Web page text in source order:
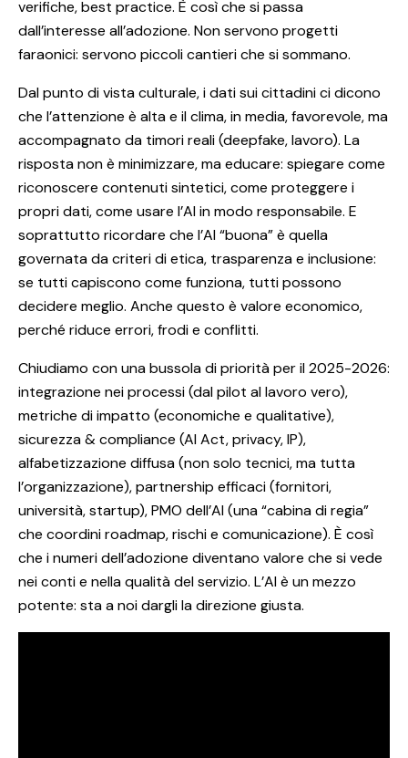
verifiche, best practice. È così che si passa
dall’interesse all’adozione. Non servono progetti
faraonici: servono piccoli cantieri che si sommano.
Dal punto di vista culturale, i dati sui cittadini ci dicono
che l’attenzione è alta e il clima, in media, favorevole, ma
accompagnato da timori reali (deepfake, lavoro). La
risposta non è minimizzare, ma educare: spiegare come
riconoscere contenuti sintetici, come proteggere i
propri dati, come usare l’AI in modo responsabile. E
soprattutto ricordare che l’AI “buona” è quella
governata da criteri di etica, trasparenza e inclusione:
se tutti capiscono come funziona, tutti possono
decidere meglio. Anche questo è valore economico,
perché riduce errori, frodi e conflitti.
Chiudiamo con una bussola di priorità per il 2025-2026:
integrazione nei processi (dal pilot al lavoro vero),
metriche di impatto (economiche e qualitative),
sicurezza & compliance (AI Act, privacy, IP),
alfabetizzazione diffusa (non solo tecnici, ma tutta
l’organizzazione), partnership efficaci (fornitori,
università, startup), PMO dell’AI (una “cabina di regia”
che coordini roadmap, rischi e comunicazione). È così
che i numeri dell’adozione diventano valore che si vede
nei conti e nella qualità del servizio. L’AI è un mezzo
potente: sta a noi dargli la direzione giusta.